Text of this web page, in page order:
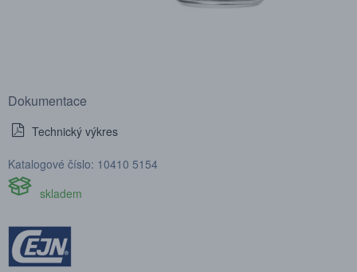
Dokumentace
Technický výkres
Katalogové číslo: 10410 5154
skladem